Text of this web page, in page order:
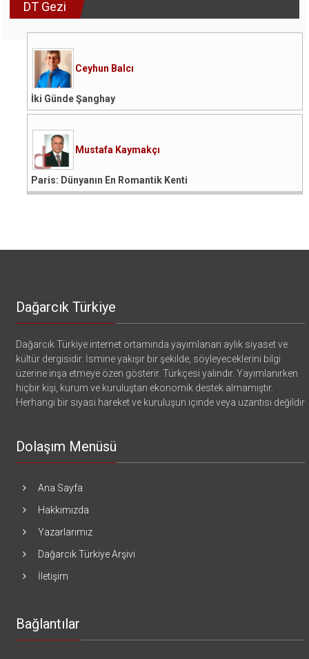
DT Gezi
Ceyhun Balcı
İki Günde Şanghay
Mustafa Kaymakçı
Paris: Dünyanın En Romantik Kenti
Dağarcık Türkiye
Dağarcık Türkiye internet ortamında yayımlanan aylık siyaset ve
kültür dergisidir. İsmine yakışır bir şekilde, söyleyeceklerini bilgi
üzerine inşa etmeye özen gösterir. Türkçesi yalındır. Yayımlanırken
hiçbir kişi, kurum ve kuruluştan ekonomik destek almamıştır.
Herhangi bir siyasi hareket ve kuruluşun içinde veya uzantısı değildir
Dolaşım Menüsü
Ana Sayfa
Hakkımızda
Yazarlarımız
Dağarcık Türkiye Arşivi
İletişim
Bağlantılar